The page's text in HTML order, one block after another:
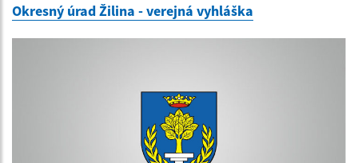
Okresný úrad Žilina - verejná vyhláška